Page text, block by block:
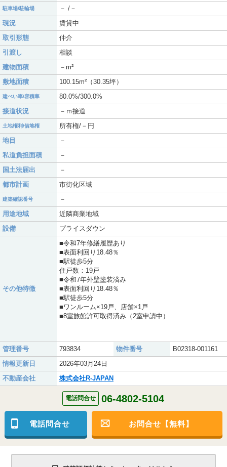
駐車場/駐輪場
－ /－
現況
賃貸中
取引形態
仲介
引渡し
相談
建物面積
－m²
敷地面積
100.15m²（30.35坪）
建ぺい率/容積率
80.0%/300.0%
接道状況
－ｍ接道
土地権利/借地権
所有権/－円
地目
－
私道負担面積
－
国土法届出
－
都市計画
市街化区域
建築確認番号
－
用途地域
近隣商業地域
設備
プライスダウン
その他特徴
■令和7年修繕履歴あり
■表面利回り18.48％
■駅徒歩5分
住戸数：19戸
■令和7年外壁塗装済み
■表面利回り18.48％
■駅徒歩5分
■ワンルーム×19戸、店舗×1戸
■8室旅館許可取得済み（2室申請中）
管理番号 793834 物件番号
B02318-001161
情報更新日
2026年03月24日
不動産会社
株式会社R-JAPAN
電話問合せ 06-4802-5104
電話問合せ お問合せ【無料】